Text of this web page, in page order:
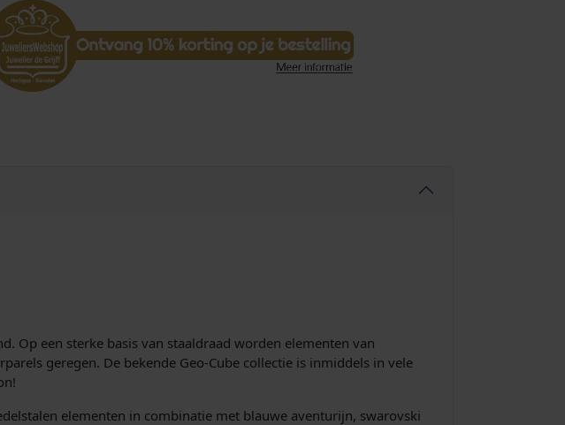
Op een sterke basis van staaldraad worden elementen van
geregen. De bekende Geo-Cube collectie is inmiddels in vele
elementen in combinatie met blauwe aventurijn, swarovski